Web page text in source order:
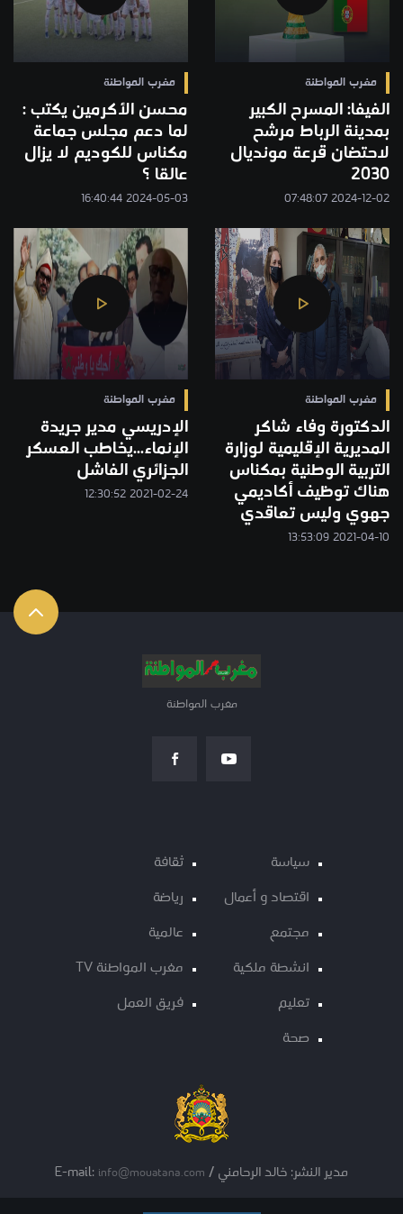
مغرب المواطنة
الفيفا: المسرح الكبير
بمدينة الرباط مرشح
لاحتضان قرعة مونديال
2030
2024-12-02 07:48:07
مغرب المواطنة
محسن الأكرمين يكتب :
لما دعم مجلس جماعة
مكناس للكوديم لا يزال
عالقا ؟
2024-05-03 16:40:44
مغرب المواطنة
الدكتورة وفاء شاكر
المديرية الإقليمية لوزارة
التربية الوطنية بمكناس
هناك توظيف أكاديمي
جهوي وليس تعاقدي
2021-04-10 13:53:09
مغرب المواطنة
الإدريسي مدير جريدة
الإنماء...يخاطب العسكر
الجزائري الفاشل
2021-02-24 12:30:52
مغرب المواطنة
سياسة
اقتصاد و أعمال
مجتمع
انشطة ملكية
تعليم
صحة
ثقافة
رياضة
عالمية
مغرب المواطنة TV
فريق العمل
مدير النشر: خالد الرحامني / E-mail: info@mouatana.com